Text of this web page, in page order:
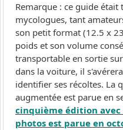
Remarque : ce guide
mycologues, tant
son petit format (12.5 x
poids et son volume
transportable en sortie
dans la voiture, il
identifier ses récoltes. La
augmentée est parue en
cinquième édition avec
photos est parue en